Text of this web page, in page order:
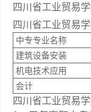
四川省工业贸易
四川省工业贸易
中专专业名称
建筑设备安装
机电技术应用
会计
四川省工业贸易